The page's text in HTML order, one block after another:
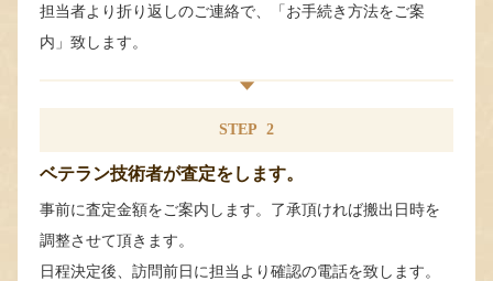
担当者より折り返しのご連絡で、「お手続き方法をご案
内」致します。
STEP 2
ベテラン技術者が査定をします。
事前に査定金額をご案内します。了承頂ければ搬出日時を
調整させて頂きます。
日程決定後、訪問前日に担当より確認の電話を致します。